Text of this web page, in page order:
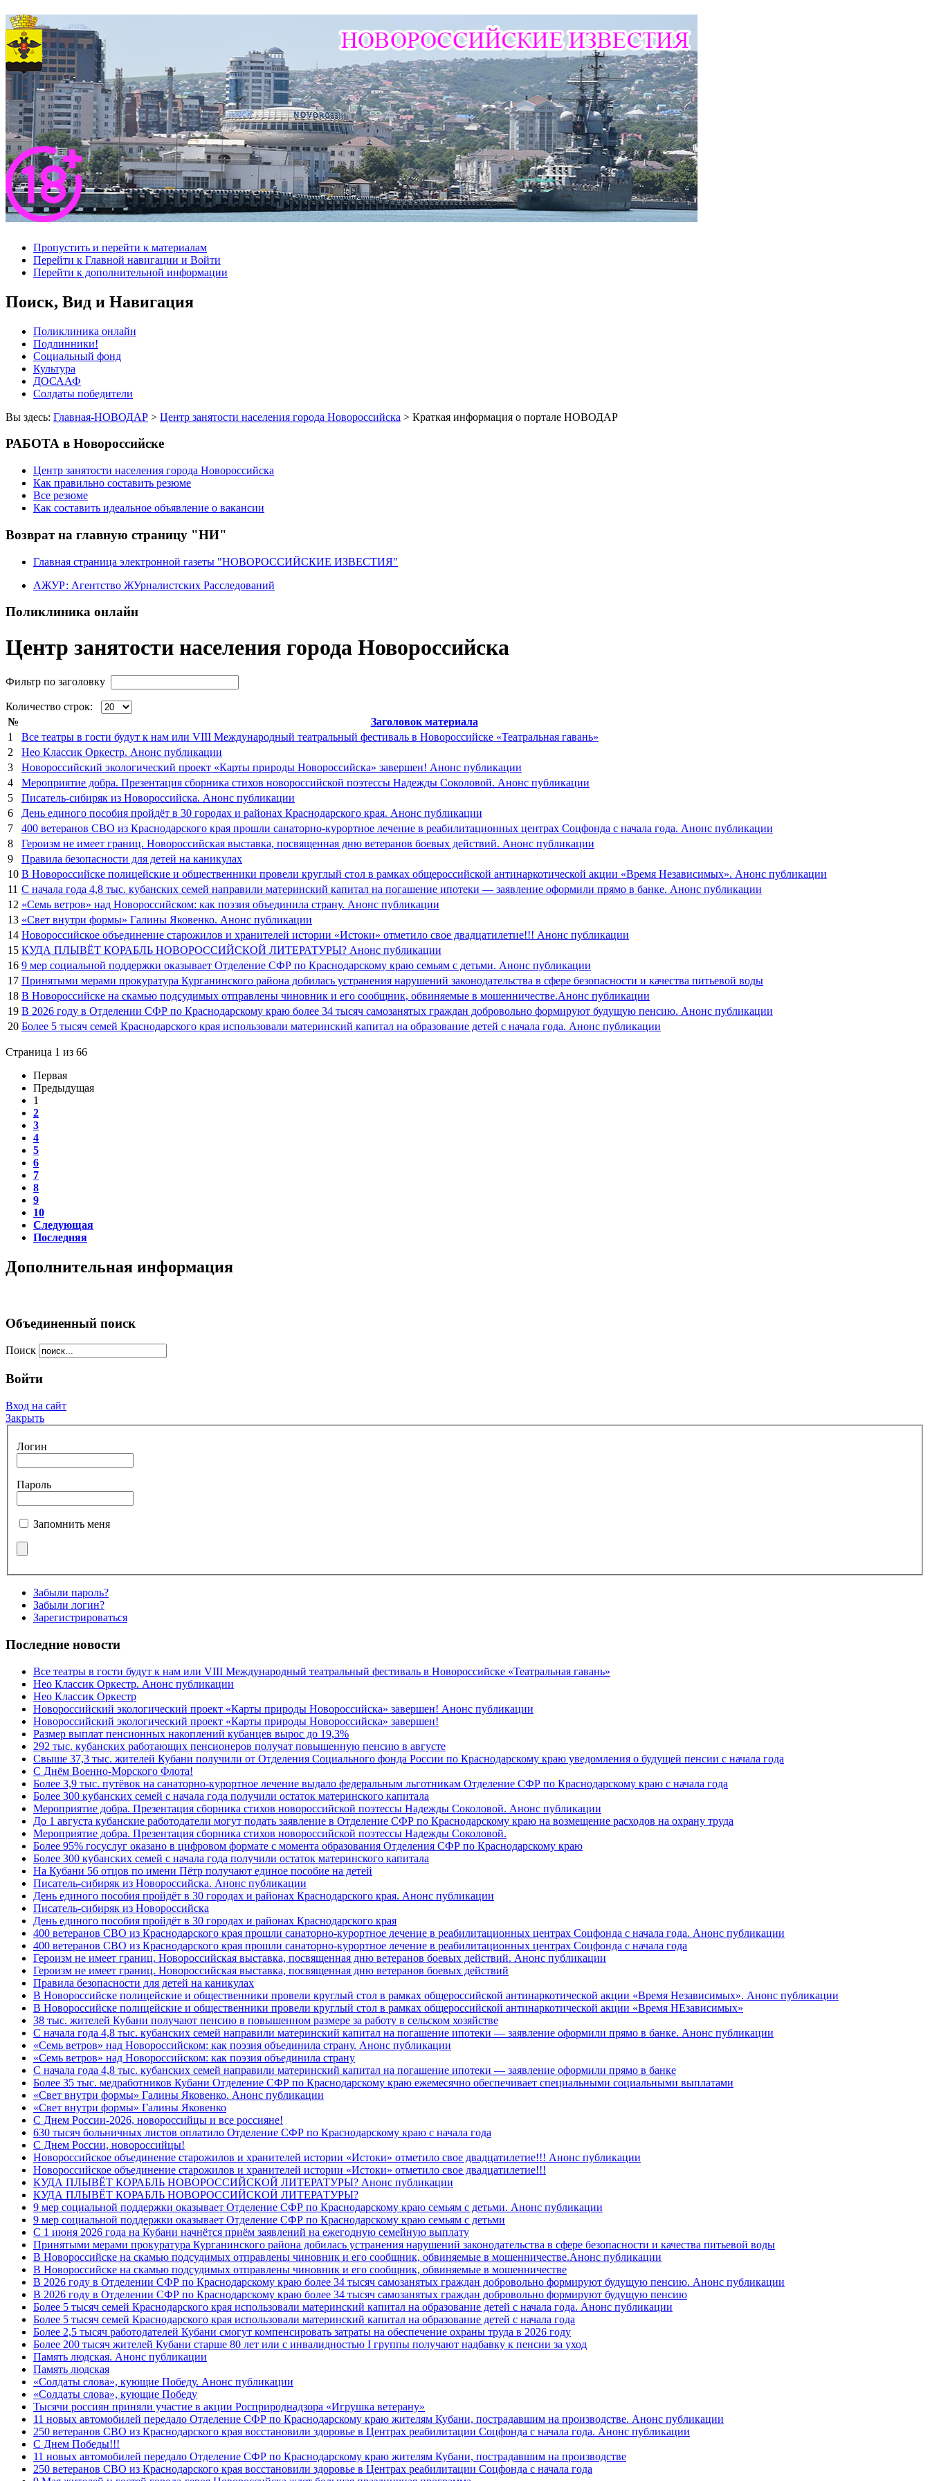
Пропустить и перейти к материалам
Перейти к Главной навигации и Войти
Перейти к дополнительной информации
Поиск, Вид и Навигация
Поликлиника онлайн
Подлинники!
Социальный фонд
Культура
ДОСААФ
Солдаты победители
Вы здесь: Главная-НОВОДАР > Центр занятости населения города Новороссийска > Краткая информация о портале НОВОДАР
РАБОТА в Новороссийске
Центр занятости населения города Новороссийска
Как правильно составить резюме
Все резюме
Как составить идеальное объявление о вакансии
Возврат на главную страницу "НИ"
Главная страница электронной газеты "НОВОРОССИЙСКИЕ ИЗВЕСТИЯ"
АЖУР: Агентство ЖУрналистских Расследований
Поликлиника онлайн
Центр занятости населения города Новороссийска
Фильтр по заголовку
Количество строк:
№
Заголовок материала
1
Все театры в гости будут к нам или VIII Международный театральный фестиваль в Новороссийске «Театральная гавань»
2
Нео Классик Оркестр. Анонс публикации
3
Новороссийский экологический проект «Карты природы Новороссийска» завершен! Анонс публикации
4
Мероприятие добра. Презентация сборника стихов новороссийской поэтессы Надежды Соколовой. Анонс публикации
5
Писатель-сибиряк из Новороссийска. Анонс публикации
6
День единого пособия пройдёт в 30 городах и районах Краснодарского края. Анонс публикации
7
400 ветеранов СВО из Краснодарского края прошли санаторно-курортное лечение в реабилитационных центрах Соцфонда с начала года. Анонс публикации
8
Героизм не имеет границ. Новороссийская выставка, посвященная дню ветеранов боевых действий. Анонс публикации
9
Правила безопасности для детей на каникулах
10 В Новороссийске полицейские и общественники провели круглый стол в рамках общероссийской антинаркотической акции «Время Независимых». Анонс публикации
11 С начала года 4,8 тыс. кубанских семей направили материнский капитал на погашение ипотеки — заявление оформили прямо в банке. Анонс публикации
12 «Семь ветров» над Новороссийском: как поэзия объединила страну. Анонс публикации
13 «Свет внутри формы» Галины Яковенко. Анонс публикации
14 Новороссийское объединение старожилов и хранителей истории «Истоки» отметило свое двадцатилетие!!! Анонс публикации
15 КУДА ПЛЫВЁТ КОРАБЛЬ НОВОРОССИЙСКОЙ ЛИТЕРАТУРЫ? Анонс публикации
16 9 мер социальной поддержки оказывает Отделение СФР по Краснодарскому краю семьям с детьми. Анонс публикации
17 Принятыми мерами прокуратура Курганинского района добилась устранения нарушений законодательства в сфере безопасности и качества питьевой воды
18 В Новороссийске на скамью подсудимых отправлены чиновник и его сообщник, обвиняемые в мошенничестве.Анонс публикации
19 В 2026 году в Отделении СФР по Краснодарскому краю более 34 тысяч самозанятых граждан добровольно формируют будущую пенсию. Анонс публикации
20 Более 5 тысяч семей Краснодарского края использовали материнский капитал на образование детей с начала года. Анонс публикации
Страница 1 из 66
Первая
Предыдущая
1
2
3
4
5
6
7
8
9
10
Следующая
Последняя
Дополнительная информация
Объединенный поиск
Поиск
Войти
Вход на сайт
Закрыть
Логин
Пароль
Запомнить меня
Забыли пароль?
Забыли логин?
Зарегистрироваться
Последние новости
Все театры в гости будут к нам или VIII Международный театральный фестиваль в Новороссийске «Театральная гавань»
Нео Классик Оркестр. Анонс публикации
Нео Классик Оркестр
Новороссийский экологический проект «Карты природы Новороссийска» завершен! Анонс публикации
Новороссийский экологический проект «Карты природы Новороссийска» завершен!
Размер выплат пенсионных накоплений кубанцев вырос до 19,3%
292 тыс. кубанских работающих пенсионеров получат повышенную пенсию в августе
Свыше 37,3 тыс. жителей Кубани получили от Отделения Социального фонда России по Краснодарскому краю уведомления о будущей пенсии с начала года
C Днём Военно-Морского Флота!
Более 3,9 тыс. путёвок на санаторно-курортное лечение выдало федеральным льготникам Отделение СФР по Краснодарскому краю с начала года
Более 300 кубанских семей с начала года получили остаток материнского капитала
Мероприятие добра. Презентация сборника стихов новороссийской поэтессы Надежды Соколовой. Анонс публикации
До 1 августа кубанские работодатели могут подать заявление в Отделение СФР по Краснодарскому краю на возмещение расходов на охрану труда
Мероприятие добра. Презентация сборника стихов новороссийской поэтессы Надежды Соколовой.
Более 95% госуслуг оказано в цифровом формате с момента образования Отделения СФР по Краснодарскому краю
Более 300 кубанских семей с начала года получили остаток материнского капитала
На Кубани 56 отцов по имени Пётр получают единое пособие на детей
Писатель-сибиряк из Новороссийска. Анонс публикации
День единого пособия пройдёт в 30 городах и районах Краснодарского края. Анонс публикации
Писатель-сибиряк из Новороссийска
День единого пособия пройдёт в 30 городах и районах Краснодарского края
400 ветеранов СВО из Краснодарского края прошли санаторно-курортное лечение в реабилитационных центрах Соцфонда с начала года. Анонс публикации
400 ветеранов СВО из Краснодарского края прошли санаторно-курортное лечение в реабилитационных центрах Соцфонда с начала года
Героизм не имеет границ. Новороссийская выставка, посвященная дню ветеранов боевых действий. Анонс публикации
Героизм не имеет границ. Новороссийская выставка, посвященная дню ветеранов боевых действий
Правила безопасности для детей на каникулах
В Новороссийске полицейские и общественники провели круглый стол в рамках общероссийской антинаркотической акции «Время Независимых». Анонс публикации
В Новороссийске полицейские и общественники провели круглый стол в рамках общероссийской антинаркотической акции «Время НЕзависимых»
38 тыс. жителей Кубани получают пенсию в повышенном размере за работу в сельском хозяйстве
С начала года 4,8 тыс. кубанских семей направили материнский капитал на погашение ипотеки — заявление оформили прямо в банке. Анонс публикации
«Семь ветров» над Новороссийском: как поэзия объединила страну. Анонс публикации
«Семь ветров» над Новороссийском: как поэзия объединила страну
С начала года 4,8 тыс. кубанских семей направили материнский капитал на погашение ипотеки — заявление оформили прямо в банке
Более 35 тыс. медработников Кубани Отделение СФР по Краснодарскому краю ежемесячно обеспечивает специальными социальными выплатами
«Свет внутри формы» Галины Яковенко. Анонс публикации
«Свет внутри формы» Галины Яковенко
C Днем России-2026, новороссийцы и все россияне!
630 тысяч больничных листов оплатило Отделение СФР по Краснодарскому краю с начала года
C Днем России, новороссийцы!
Новороссийское объединение старожилов и хранителей истории «Истоки» отметило свое двадцатилетие!!! Анонс публикации
Новороссийское объединение старожилов и хранителей истории «Истоки» отметило свое двадцатилетие!!!
КУДА ПЛЫВЁТ КОРАБЛЬ НОВОРОССИЙСКОЙ ЛИТЕРАТУРЫ? Анонс публикации
КУДА ПЛЫВЁТ КОРАБЛЬ НОВОРОССИЙСКОЙ ЛИТЕРАТУРЫ?
9 мер социальной поддержки оказывает Отделение СФР по Краснодарскому краю семьям с детьми. Анонс публикации
9 мер социальной поддержки оказывает Отделение СФР по Краснодарскому краю семьям с детьми
С 1 июня 2026 года на Кубани начнётся приём заявлений на ежегодную семейную выплату
Принятыми мерами прокуратура Курганинского района добилась устранения нарушений законодательства в сфере безопасности и качества питьевой воды
В Новороссийске на скамью подсудимых отправлены чиновник и его сообщник, обвиняемые в мошенничестве.Анонс публикации
В Новороссийске на скамью подсудимых отправлены чиновник и его сообщник, обвиняемые в мошенничестве
В 2026 году в Отделении СФР по Краснодарскому краю более 34 тысяч самозанятых граждан добровольно формируют будущую пенсию. Анонс публикации
В 2026 году в Отделении СФР по Краснодарскому краю более 34 тысяч самозанятых граждан добровольно формируют будущую пенсию
Более 5 тысяч семей Краснодарского края использовали материнский капитал на образование детей с начала года. Анонс публикации
Более 5 тысяч семей Краснодарского края использовали материнский капитал на образование детей с начала года
Более 2,5 тысяч работодателей Кубани смогут компенсировать затраты на обеспечение охраны труда в 2026 году
Более 200 тысяч жителей Кубани старше 80 лет или с инвалидностью I группы получают надбавку к пенсии за уход
Память людская. Анонс публикации
Память людская
«Солдаты слова», кующие Победу. Анонс публикации
«Солдаты слова», кующие Победу
Тысячи россиян приняли участие в акции Росприроднадзора «Игрушка ветерану»
11 новых автомобилей передало Отделение СФР по Краснодарскому краю жителям Кубани, пострадавшим на производстве. Анонс публикации
250 ветеранов СВО из Краснодарского края восстановили здоровье в Центрах реабилитации Соцфонда с начала года. Анонс публикации
С Днем Победы!!!
11 новых автомобилей передало Отделение СФР по Краснодарскому краю жителям Кубани, пострадавшим на производстве
250 ветеранов СВО из Краснодарского края восстановили здоровье в Центрах реабилитации Соцфонда с начала года